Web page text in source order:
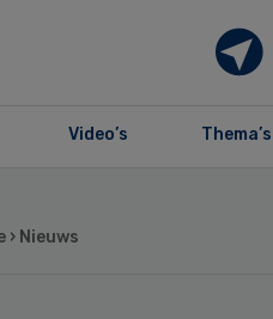
Video’s Thema’s
› Nieuws